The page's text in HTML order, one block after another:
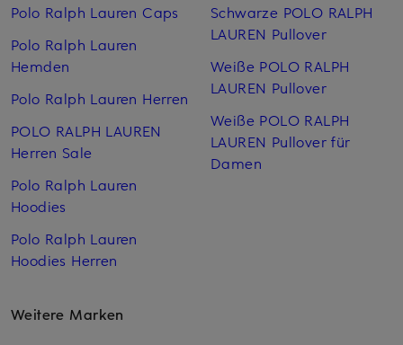
Polo Ralph Lauren Caps
Polo Ralph Lauren
Hemden
Polo Ralph Lauren Herren
POLO RALPH LAUREN
Herren Sale
Polo Ralph Lauren
Hoodies
Polo Ralph Lauren
Hoodies Herren
Schwarze POLO RALPH
LAUREN Pullover
Weiße POLO RALPH
LAUREN Pullover
Weiße POLO RALPH
LAUREN Pullover für
Damen
Weitere Marken